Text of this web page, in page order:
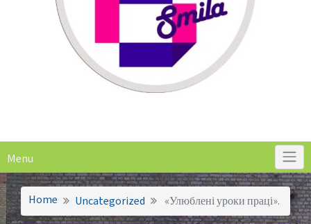
Menu
Home Uncategorized «Улюблені уроки праці».